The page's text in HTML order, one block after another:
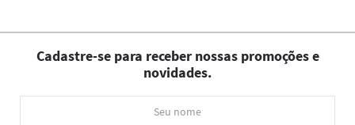
Cadastre-se para receber nossas promoções e
novidades.